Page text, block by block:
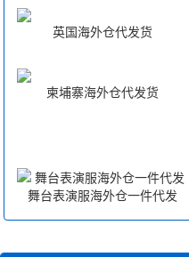
英国海外仓代发货
柬埔寨海外仓代发货
舞台表演服海外仓一件代发